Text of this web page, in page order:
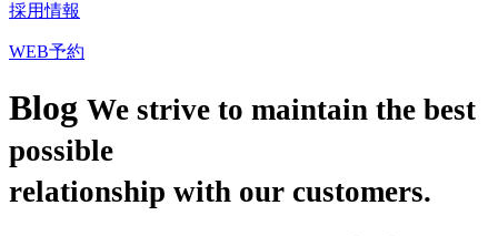
採用情報
WEB予約
Blog We strive to maintain the best
possible
relationship with our customers.